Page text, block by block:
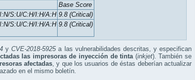
Base Score
S:U/C:H/I:H/A:H 9.8 (Critical)
S:U/C:H/I:H/A:H 9.8 (Critical)
yCVE-2018-5925a las vulnerabilidades descritas, y especifican
las impresoras de inyección de tinta(inkjet). También se
afectadas, y que los usuarios de éstas deberían actualizar
en el mismo boletín.